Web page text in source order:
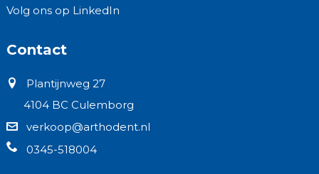
Volg ons op LinkedIn
Contact
Plantijnweg 27
4104 BC Culemborg
verkoop@arthodent.nl
0345-518004